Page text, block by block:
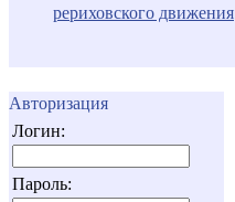
рериховского движения
Авторизация
Логин:
Пароль: